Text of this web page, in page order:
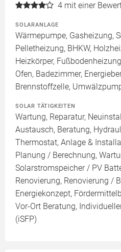
4 mit einer
SOLARANLAGE
Wärmepumpe, Gasheizung,
Pelletheizung, BHKW,
Heizkörper,
Ofen, Badezimmer,
Brennstoffzelle,
SOLAR TÄTIGKEITEN
Wartung, Reparatur,
Austausch, Beratung,
Thermostat, Anlage &
Planung / Berechnung,
Solarstromspeicher / PV
Renovierung, Renovierung /
Energiekonzept,
Vor-Ort Beratung,
(iSFP)